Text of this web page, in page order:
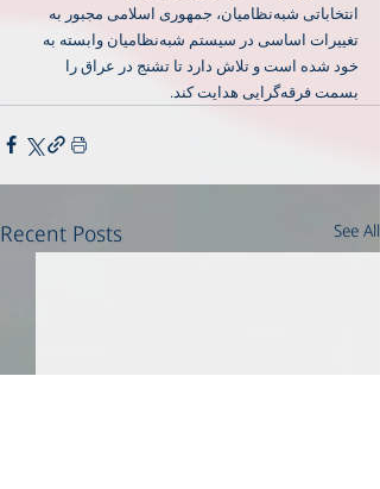
انتخاباتی شبه‌نظامیان، جمهوری اسلامی مجبور به
تغییرات اساسی در سیستم شبه‌نظامیان وابسته به
خود شده است و تلاش دارد تا تشنج در عراق را
بسمت فرقه‌گرایی هدایت کند.
Recent Posts See All